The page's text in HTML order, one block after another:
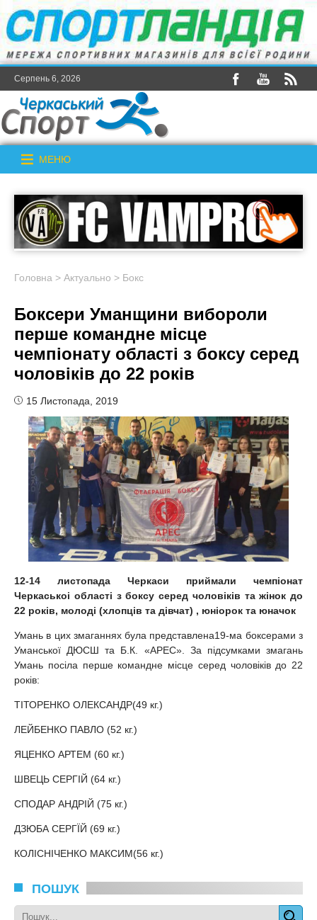
Серпень 6, 2026
МЕНЮ
Головна > Актуально > Бокс
Боксери Уманщини вибороли
перше командне місце
чемпіонату області з боксу серед
чоловіків до 22 років
15 Листопада, 2019
12-14 листопада Черкаси приймали чемпіонат
Черкаськоі області з боксу серед чоловіків та жінок до
22 років, молоді (хлопців та дівчат) , юніорок та юначок
Умань в цих змаганнях була представлена19-ма боксерами з
Уманської ДЮСШ та Б.К. «АРЕС». За підсумками змагань
Умань посіла перше командне місце серед чоловіків до 22
років:
ТІТОРЕНКО ОЛЕКСАНДР(49 кг.)
ЛЕЙБЕНКО ПАВЛО (52 кг.)
ЯЦЕНКО АРТЕМ (60 кг.)
ШВЕЦЬ СЕРГІЙ (64 кг.)
СПОДАР АНДРІЙ (75 кг.)
ДЗЮБА СЕРГЇЙ (69 кг.)
КОЛІСНІЧЕНКО МАКСИМ(56 кг.)
ПОШУК